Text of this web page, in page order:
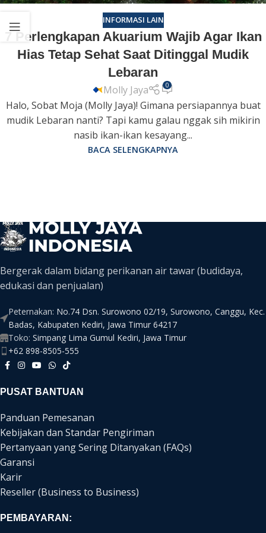
INFORMASI LAIN
7 Perlengkapan Akuarium Wajib Agar Ikan
Hias Tetap Sehat Saat Ditinggal Mudik
Lebaran
Molly Jaya 0
Halo, Sobat Moja (Molly Jaya)! Gimana persiapannya buat
mudik Lebaran nanti? Tapi kamu galau nggak sih mikirin
nasib ikan-ikan kesayang...
BACA SELENGKAPNYA
Bergerak dalam bidang perikanan air tawar (budidaya,
edukasi dan penjualan)
Peternakan: No.74 Dsn. Surowono 02/19, Surowono, Canggu, Kec.
Badas, Kabupaten Kediri, Jawa Timur 64217
Toko: Simpang Lima Gumul Kediri, Jawa Timur
+62 898-8505-555
PUSAT BANTUAN
Panduan Pemesanan
Kebijakan dan Standar Pengiriman
Pertanyaan yang Sering Ditanyakan (FAQs)
Garansi
Karir
Reseller (Business to Business)
PEMBAYARAN: